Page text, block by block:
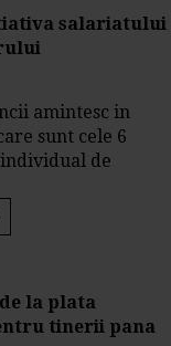
salariatului
amintesc in
sunt cele 6
de
la plata
tinerii pana